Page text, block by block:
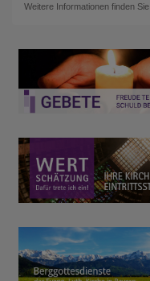
Weitere Informationen finden Sie